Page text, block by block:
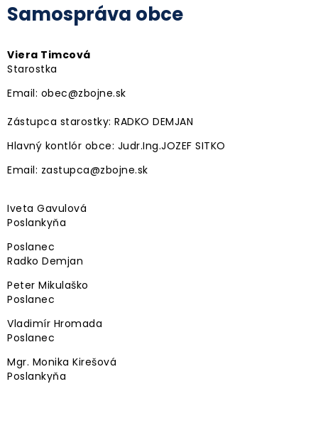
Samospráva obce
Viera Timcová
Starostka
Email: obec@zbojne.sk
Zástupca starostky: RADKO DEMJAN
Hlavný kontlór obce: Judr.Ing.JOZEF SITKO
Email: zastupca@zbojne.sk
Iveta Gavulová
Poslankyňa
Poslanec
Radko Demjan
Peter Mikulaško
Poslanec
Vladimír Hromada
Poslanec
Mgr. Monika Kirešová
Poslankyňa